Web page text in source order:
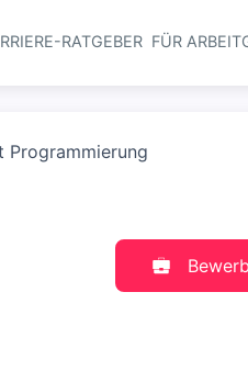
Navigation
RATGEBER FÜR
Programmierung